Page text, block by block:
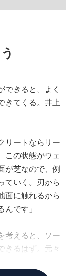
できると、よく
きてくる。井上
リートならリー
この状態がウェ
が芝なので、例
ていく。刃から
面に触れるから
です」
考えると、ソー
きるはず。元々